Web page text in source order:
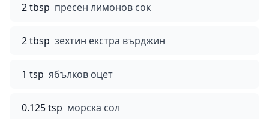
2 tbsp пресен лимонов сок
2 tbsp зехтин екстра върджин
1 tsp ябълков оцет
0.125 tsp морска сол